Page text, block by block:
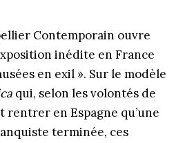
Contemporain ouvre
inédite en France
en exil ». Sur le modèle
qui, selon les volontés de
rentrer en Espagne qu’une
terminée, ces